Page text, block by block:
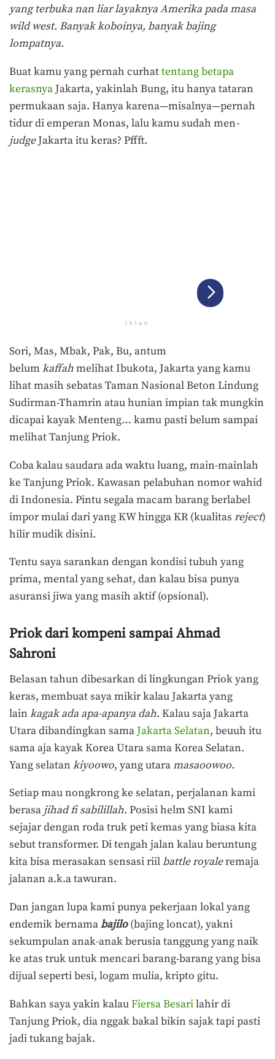
yang terbuka nan liar layaknya Amerika pada masa
wild west. Banyak koboinya, banyak bajing
lompatnya.
Buat kamu yang pernah curhattentang betapa
kerasnyaJakarta, yakinlah Bung, itu hanya tataran
permukaan saja. Hanya karena—misalnya—pernah
tidur di emperan Monas, lalu kamu sudah men-
judgeJakarta itu keras? Pffft.
Iklan
Sori, Mas, Mbak, Pak, Bu, antum
belumkaffahmelihat Ibukota, Jakarta yang kamu
lihat masih sebatas Taman Nasional Beton Lindung
Sudirman-Thamrin atau hunian impian tak mungkin
dicapai kayak Menteng… kamu pasti belum sampai
melihat Tanjung Priok.
Coba kalau saudara ada waktu luang, main-mainlah
ke Tanjung Priok. Kawasan pelabuhan nomor wahid
di Indonesia. Pintu segala macam barang berlabel
impor mulai dari yang KW hingga KR (kualitas reject)
hilir mudik disini.
Tentu saya sarankan dengan kondisi tubuh yang
prima, mental yang sehat, dan kalau bisa punya
asuransi jiwa yang masih aktif (opsional).
Priok dari kompeni sampai Ahmad
Sahroni
Belasan tahun dibesarkan di lingkungan Priok yang
keras, membuat saya mikir kalau Jakarta yang
lain kagak ada apa-apanya dah. Kalau saja Jakarta
Utara dibandingkan samaJakarta Selatan, beuuh itu
sama aja kayak Korea Utara sama Korea Selatan.
Yang selatan kiyoowo, yang utaramasaoowoo.
Setiap mau nongkrong ke selatan, perjalanan kami
berasa jihad fi sabilillah. Posisi helm SNI kami
sejajar dengan roda truk peti kemas yang biasa kita
sebut transformer. Di tengah jalan kalau beruntung
kita bisa merasakan sensasi riilbattle royaleremaja
jalanan a.k.a tawuran.
Dan jangan lupa kami punya pekerjaan lokal yang
endemik bernamabajilo(bajing loncat), yakni
sekumpulan anak-anak berusia tanggung yang naik
ke atas truk untuk mencari barang-barang yang bisa
dijual seperti besi, logam mulia, kripto gitu.
Bahkan saya yakin kalauFiersa Besarilahir di
Tanjung Priok, dia nggak bakal bikin sajak tapi pasti
jadi tukang bajak.